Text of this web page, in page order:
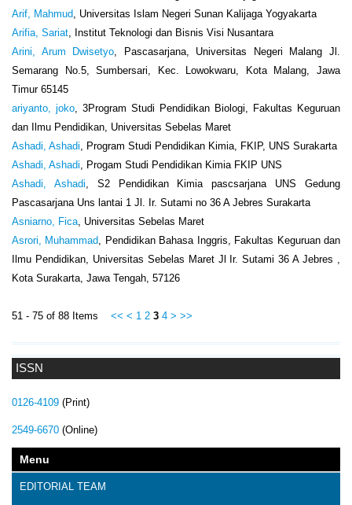
ISSN
0126-4109 (Print)
2549-6670 (Online)
Menu
EDITORIAL TEAM
Arif, Mahmud, Universitas Islam Negeri Sunan Kalijaga Yogyakarta
Arifia, Sariat, Institut Teknologi dan Bisnis Visi Nusantara
Arini, Arum Dwisetyo, Pascasarjana, Universitas Negeri Malang Jl.
Semarang No.5, Sumbersari, Kec. Lowokwaru, Kota Malang, Jawa
Timur 65145
ariyanto, joko, 3Program Studi Pendidikan Biologi, Fakultas Keguruan
dan Ilmu Pendidikan, Universitas Sebelas Maret
Ashadi, Ashadi, Program Studi Pendidikan Kimia, FKIP, UNS Surakarta
Ashadi, Ashadi, Progam Studi Pendidikan Kimia FKIP UNS
Ashadi, Ashadi, S2 Pendidikan Kimia pascsarjana UNS Gedung
Pascasarjana Uns lantai 1 Jl. Ir. Sutami no 36 A Jebres Surakarta
Asniarno, Fica, Universitas Sebelas Maret
Asrori, Muhammad, Pendidikan Bahasa Inggris, Fakultas Keguruan dan
Ilmu Pendidikan, Universitas Sebelas Maret Jl Ir. Sutami 36 A Jebres ,
Kota Surakarta, Jawa Tengah, 57126
51 - 75 of 88 Items << < 1 2 3 4 > >>